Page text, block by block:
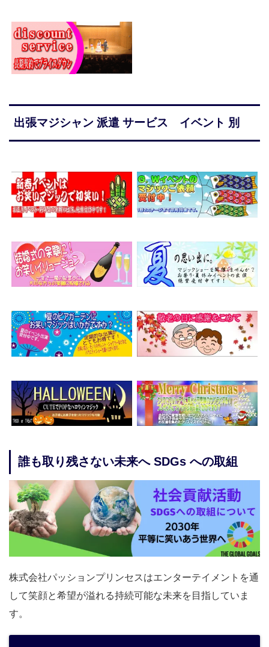
出張マジシャン 派遣 サービス イベント 別
誰も取り残さない未来へ SDGs への取組
株式会社パッションプリンセスはエンターテイメントを通
して笑顔と希望が溢れる持続可能な未来を目指していま
す。